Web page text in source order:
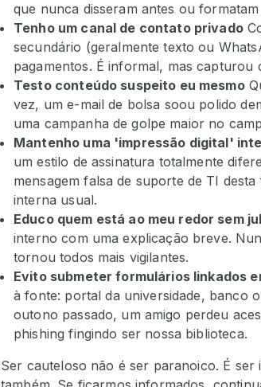
que nunca disseram antes ou
Tenho um canal de contato privado
secundário (geralmente texto ou
pagamentos. É informal, mas capturou
Testo conteúdo suspeito eu mesmo
vez, um e-mail de bolsa soou polido
uma campanha de golpe maior no
Mantenho uma 'impressão digital'
um estilo de assinatura totalmente
mensagem falsa de suporte de TI
interna usual.
Educo quem está ao meu redor sem
interno com uma explicação breve.
tornou todos mais vigilantes.
Evito submeter formulários linkados
à fonte: portal da universidade, banco
outono passado, um amigo perdeu
phishing fingindo ser nossa biblioteca.
Ser cauteloso não é ser paranoico. É ser